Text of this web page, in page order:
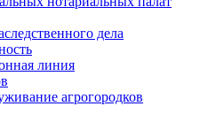
дела
линия
агрогородков